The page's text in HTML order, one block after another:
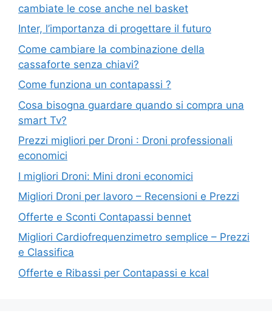
cambiate le cose anche nel basket
Inter, l’importanza di progettare il futuro
Come cambiare la combinazione della
cassaforte senza chiavi?
Come funziona un contapassi ?
Cosa bisogna guardare quando si compra una
smart Tv?
Prezzi migliori per Droni : Droni professionali
economici
I migliori Droni: Mini droni economici
Migliori Droni per lavoro – Recensioni e Prezzi
Offerte e Sconti Contapassi bennet
Migliori Cardiofrequenzimetro semplice – Prezzi
e Classifica
Offerte e Ribassi per Contapassi e kcal